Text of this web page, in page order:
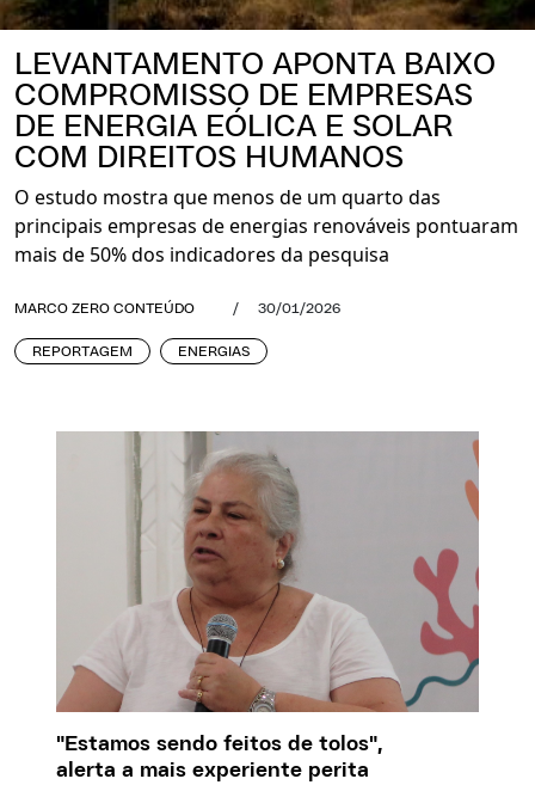
LEVANTAMENTO APONTA BAIXO
COMPROMISSO DE EMPRESAS
DE ENERGIA EÓLICA E SOLAR
COM DIREITOS HUMANOS
O estudo mostra que menos de um quarto das
principais empresas de energias renováveis pontuaram
mais de 50% dos indicadores da pesquisa
MARCO ZERO CONTEÚDO / 30/01/2026
REPORTAGEM ENERGIAS
"Estamos sendo feitos de tolos",
alerta a mais experiente perita